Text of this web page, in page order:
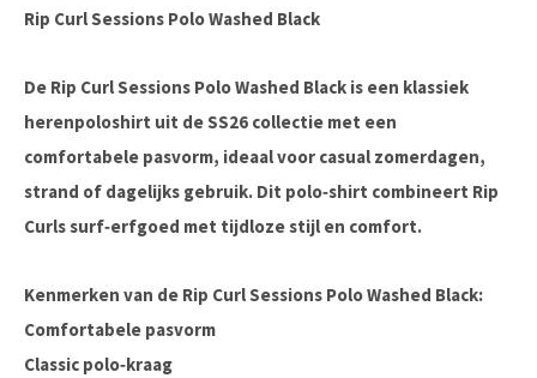
Rip Curl Sessions Polo Washed Black
De Rip Curl Sessions Polo Washed Black is een klassiek
herenpoloshirt uit de SS26 collectie met een
comfortabele pasvorm, ideaal voor casual zomerdagen,
strand of dagelijks gebruik. Dit polo‑shirt combineert Rip
Curls surf‑erfgoed met tijdloze stijl en comfort.
Kenmerken van de Rip Curl Sessions Polo Washed Black:
Comfortabele pasvorm
Classic polo‑kraag